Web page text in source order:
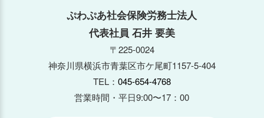
2025年10月
ぷわぷあ社会保険労務士法人
代表社員 石井 要美
〒225-0024
神奈川県横浜市青葉区市ケ尾町1157-5-404
TEL： 045-654-4768
営業時間・平日9:00〜17：00